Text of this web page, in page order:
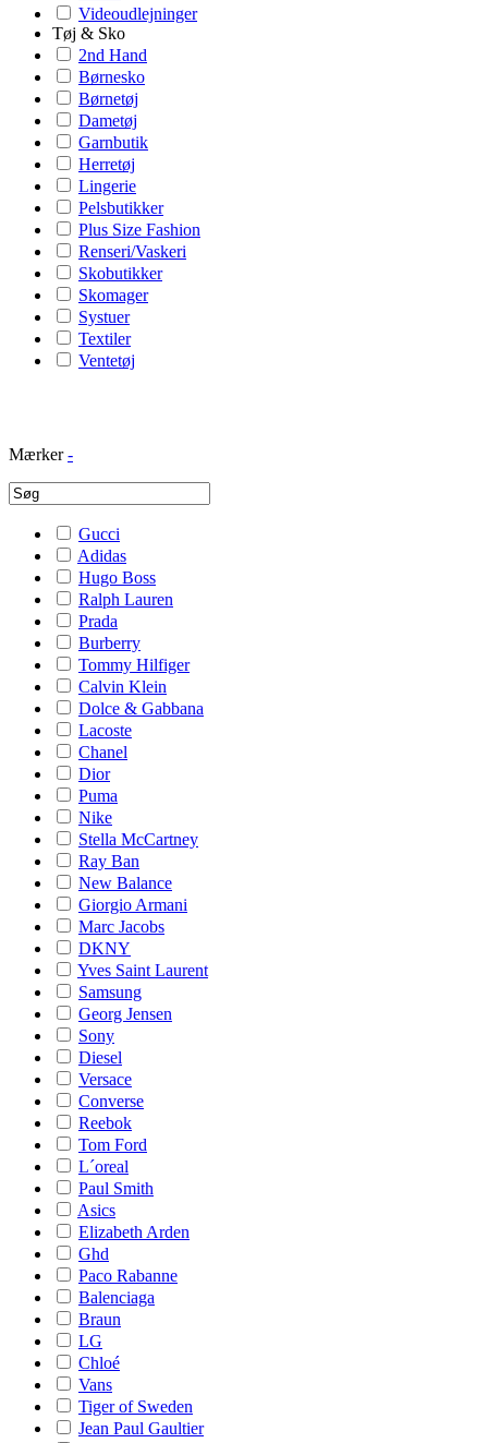
Videoudlejninger
Tøj & Sko
2nd Hand
Børnesko
Børnetøj
Dametøj
Garnbutik
Herretøj
Lingerie
Pelsbutikker
Plus Size Fashion
Renseri/Vaskeri
Skobutikker
Skomager
Systuer
Textiler
Ventetøj
Mærker -
Gucci
Adidas
Hugo Boss
Ralph Lauren
Prada
Burberry
Tommy Hilfiger
Calvin Klein
Dolce & Gabbana
Lacoste
Chanel
Dior
Puma
Nike
Stella McCartney
Ray Ban
New Balance
Giorgio Armani
Marc Jacobs
DKNY
Yves Saint Laurent
Samsung
Georg Jensen
Sony
Diesel
Versace
Converse
Reebok
Tom Ford
L´oreal
Paul Smith
Asics
Elizabeth Arden
Ghd
Paco Rabanne
Balenciaga
Braun
LG
Chloé
Vans
Tiger of Sweden
Jean Paul Gaultier